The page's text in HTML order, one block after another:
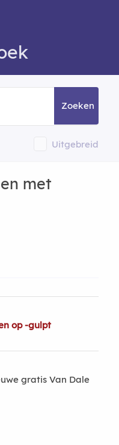
Zoeken
Uitgebreid
met
op -gulpt
gratis Van Dale